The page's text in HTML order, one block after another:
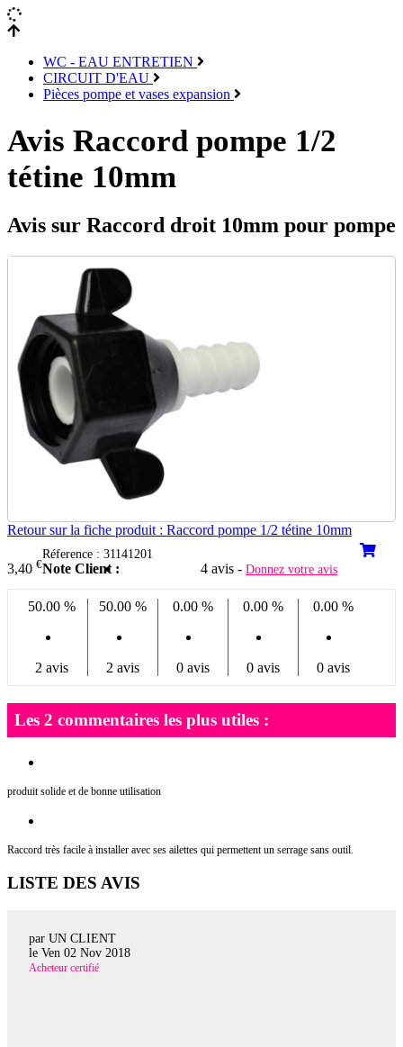
WC - EAU ENTRETIEN
CIRCUIT D'EAU
Pièces pompe et vases expansion
Avis Raccord pompe 1/2
tétine 10mm
Avis sur Raccord droit 10mm pour pompe
Retour sur la fiche produit : Raccord pompe 1/2 tétine 10mm
3,40 €
Réference : 31141201
Note Client : 4 avis - Donnez votre avis
50.00 %
2 avis
50.00 %
2 avis
0.00 %
0 avis
0.00 %
0 avis
0.00 %
0 avis
Les 2 commentaires les plus utiles :
produit solide et de bonne utilisation
Raccord très facile à installer avec ses ailettes qui permettent un serrage sans outil.
LISTE DES AVIS
par UN CLIENT
le Ven 02 Nov 2018
Acheteur certifié